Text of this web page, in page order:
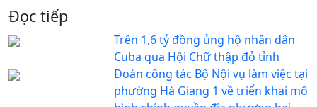
Đọc tiếp
Trên 1,6 tỷ đồng ủng hộ nhân dân
Cuba qua Hội Chữ thập đỏ tỉnh
Đoàn công tác Bộ Nội vụ làm việc tại
phường Hà Giang 1 về triển khai mô